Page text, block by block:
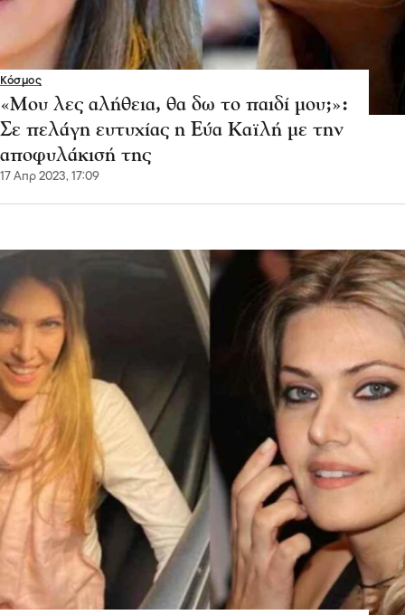
Κόσμος
«Μου λες αλήθεια, θα δω το παιδί μου;»:
Σε πελάγη ευτυχίας η Εύα Καϊλή με την
αποφυλάκισή της
17 Απρ 2023, 17:09